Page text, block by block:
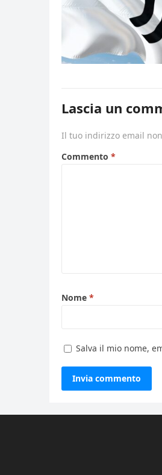
Lascia un
Il tuo indirizzo email
Commento *
Nome *
Salva il mio nome,